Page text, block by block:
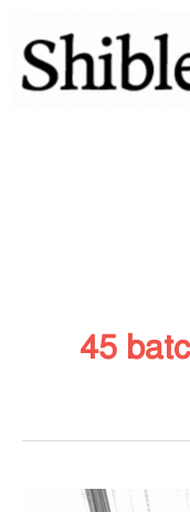
content
45